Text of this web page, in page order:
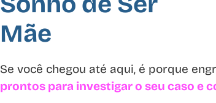
Mãe
Se você chegou até aqui, é porque
prontos para investigar o seu caso e